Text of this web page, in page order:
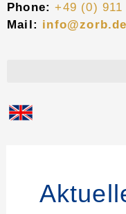
Phone: +49 (0) 911
Mail: info@zorb.de